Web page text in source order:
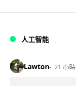
人工智能
Lawton 21 小時